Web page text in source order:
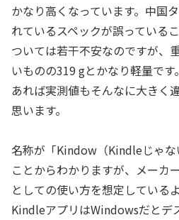
かなり高くなっています。中国
れているスペックが誤っている
ついては若干不安なのですが、
いものの319 gとかなり軽量で
あれば実測値もそんなに大きく
思います。
名称が「Kindow（Kindleじゃな
ことからわかりますが、メーカ
としての使い方を想定している
KindleアプリはWindowsだとデ